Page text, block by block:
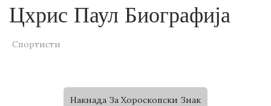
Цхрис Паул Биографија
Спортисти
Накнада За Хороскопски Знак